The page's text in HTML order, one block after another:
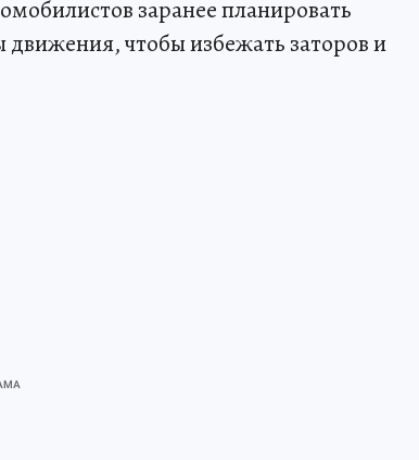
заранее планировать
чтобы избежать заторов и